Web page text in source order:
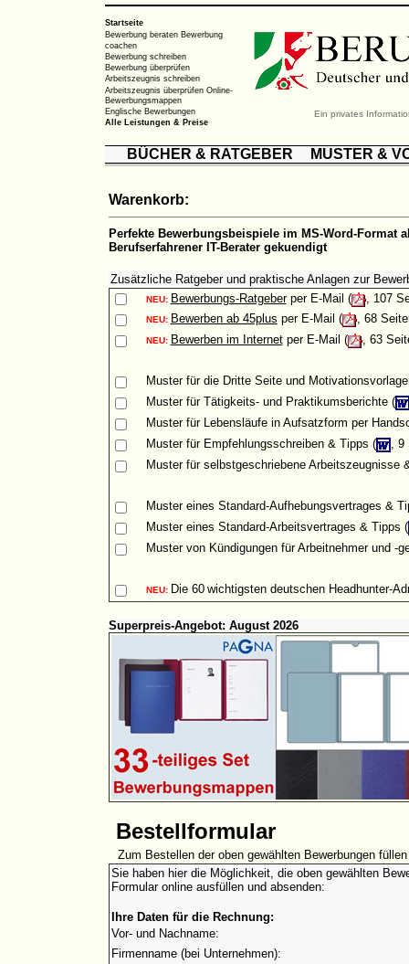
Startseite
Bewerbung beraten Bewerbung
coachen
Bewerbung schreiben
Bewerbung überprüfen
Arbeitszeugnis schreiben
Arbeitszeugnis überprüfen Online-
Bewerbungsmappen
Englische Bewerbungen
Alle Leistungen & Preise
Ein privates
BÜCHER & RATGEBER MUSTER &
Warenkorb:
Perfekte Bewerbungsbeispiele im MS-Word-Format
Berufserfahrener IT-Berater gekuendigt
Zusätzliche Ratgeber und praktische Anlagen zur
NEU: Bewerbungs-Ratgeberper E-Mail ( , 107
NEU: Bewerben ab 45plus per E-Mail ( , 68
NEU: Bewerben im Internetper E-Mail ( , 63
Musterfür die Dritte Seite und
Musterfür Tätigkeits- und Praktikumsberichte (
Musterfür Lebensläufe in Aufsatzform per
Muster für Empfehlungsschreiben & Tipps (
, 9
Muster für selbstgeschriebene Arbeitszeugnisse
Muster eines Standard-Aufhebungsvertrages &
Muster eines Standard-Arbeitsvertrages & Tipps (
Muster von Kündigungen für Arbeitnehmer und -
NEU: Die 60 wichtigsten deutschen Headhunter-
Superpreis-Angebot: August 2026
Bestellformular
Zum Bestellen der oben gewählten Bewerbungen
Sie haben hier die Möglichkeit, die oben gewählten
Formular online ausfüllen und absenden:
Ihre Daten für die Rechnung:
Vor- und Nachname:
Firmenname (bei Unternehmen):